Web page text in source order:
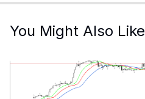
You Might Also Like